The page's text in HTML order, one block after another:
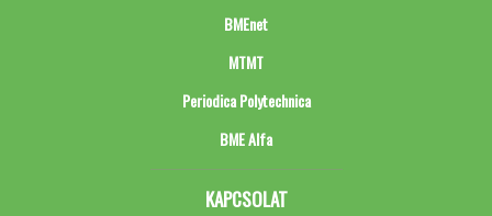
BMEnet
MTMT
Periodica Polytechnica
BME Alfa
KAPCSOLAT